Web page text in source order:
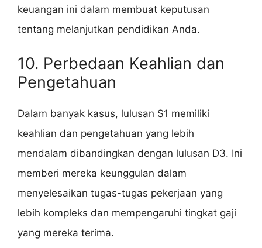
keuangan ini dalam membuat keputusan
tentang melanjutkan pendidikan Anda.
10. Perbedaan Keahlian dan
Pengetahuan
Dalam banyak kasus, lulusan S1 memiliki
keahlian dan pengetahuan yang lebih
mendalam dibandingkan dengan lulusan D3. Ini
memberi mereka keunggulan dalam
menyelesaikan tugas-tugas pekerjaan yang
lebih kompleks dan mempengaruhi tingkat gaji
yang mereka terima.